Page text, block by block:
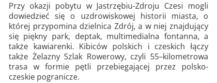
Przy okazji pobytu w Jastrzębiu-Zdroju Czesi mogli
dowiedzieć się o uzdrowiskowej historii miasta, o
której przypomina dzielnica Zdrój, a w niej znajdujący
się piękny park, deptak, multimedialna fontanna, a
także kawiarenki. Kibiców polskich i czeskich łączy
także Żelazny Szlak Rowerowy, czyli 55–kilometrowa
trasa w formie pętli przebiegającej przez polsko-
czeskie pogranicze.